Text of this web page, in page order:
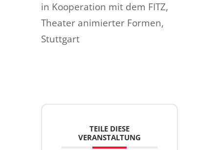
in Kooperation mit dem FITZ,
Theater animierter Formen,
Stuttgart
TEILE DIESE
VERANSTALTUNG